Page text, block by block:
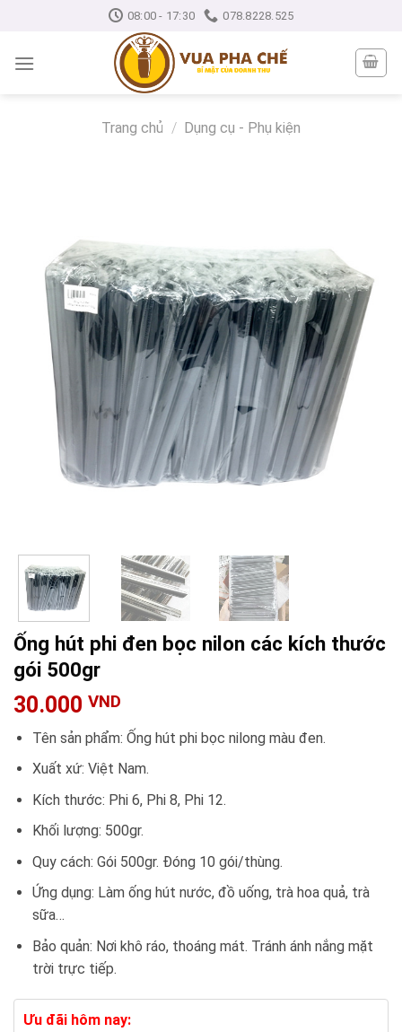
content
08:00 - 17:30 078.8228.525
Trang chủ / Dụng cụ - Phụ kiện
Ống hút phi đen bọc nilon các kích thước
gói 500gr
30.000 VND
Tên sản phẩm: Ống hút phi bọc nilong màu đen.
Xuất xứ: Việt Nam.
Kích thước: Phi 6, Phi 8, Phi 12.
Khối lượng: 500gr.
Quy cách: Gói 500gr. Đóng 10 gói/thùng.
Ứng dụng: Làm ống hút nước, đồ uống, trà hoa quả, trà
sữa…
Bảo quản: Nơi khô ráo, thoáng mát. Tránh ánh nắng mặt
trời trực tiếp.
Ưu đãi hôm nay: